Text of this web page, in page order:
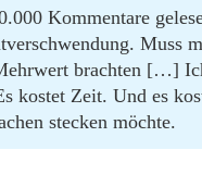
Kommentare
Muss
brachten […]
kostet Zeit. Und es
stecken möchte.